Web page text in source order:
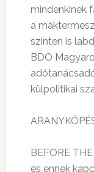
mindenkinek
a
szinten is
BDO
külpolitikai
BEFORE
és ennek